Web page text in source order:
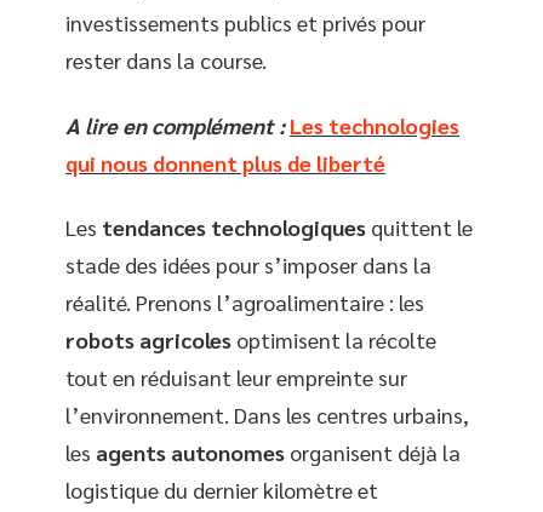
investissements publics et privés pour
rester dans la course.
A lire en complément : Les technologies
qui nous donnent plus de liberté
Les tendances technologiques quittent le
stade des idées pour s’imposer dans la
réalité. Prenons l’agroalimentaire : les
robots agricoles optimisent la récolte
tout en réduisant leur empreinte sur
l’environnement. Dans les centres urbains,
les agents autonomes organisent déjà la
logistique du dernier kilomètre et